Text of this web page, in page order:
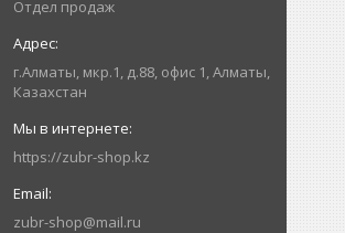
Отдел продаж
г.Алматы, мкр.1, д.88, офис 1, Алматы,
Казахстан
https://zubr-shop.kz
zubr-shop@mail.ru